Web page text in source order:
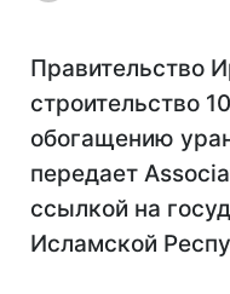
Правительство
строительство
обогащению
передает
ссылкой на
Исламской